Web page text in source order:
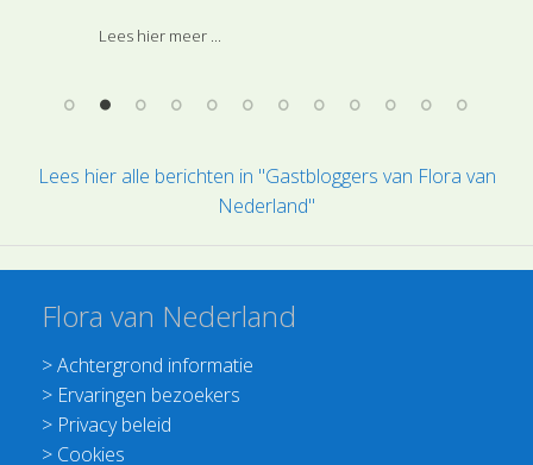
gebeuren bij de Bosanemoon (Anemone
geur van Daslook (Allium ursinum).
Lees hier meer ...
Lees hier alle berichten in "Gastbloggers van Flora van
Nederland"
Flora van Nederland
>Achtergrond informatie
> Ervaringen bezoekers
> Privacy beleid
> Cookies